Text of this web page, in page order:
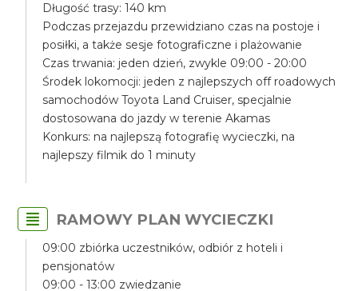
Długość trasy: 140 km
Podczas przejazdu przewidziano czas na postoje i
posiłki, a także sesje fotograficzne i plażowanie
Czas trwania: jeden dzień, zwykle 09:00 - 20:00
Środek lokomocji: jeden z najlepszych off roadowych
samochodów Toyota Land Cruiser, specjalnie
dostosowana do jazdy w terenie Akamas
Konkurs: na najlepszą fotografię wycieczki, na
najlepszy filmik do 1 minuty
RAMOWY PLAN WYCIECZKI
09:00 zbiórka uczestników, odbiór z hoteli i
pensjonatów
09:00 - 13:00 zwiedzanie